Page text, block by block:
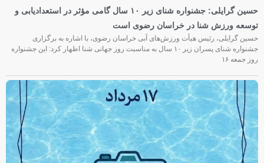
حسین گرایلی: جشنواره شنای زیر ۱۰ سال گامی مؤثر در استعدادیابی و
توسعه ورزش شنا در خراسان رضوی است
حسین گرایلی، رئیس هیأت ورزش‌های آبی خراسان رضوی، با اشاره به برگزاری
جشنواره شنای پسران زیر ۱۰ سال به مناسبت روز جهانی شنا اظهار کرد: این جشنواره
روز جمعه‌ ۱۶